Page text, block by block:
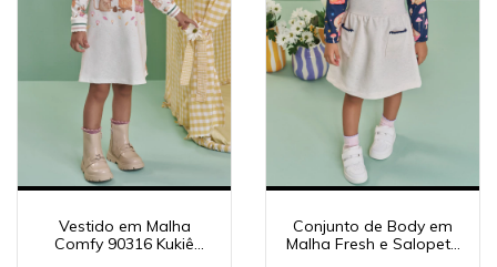
Vestido em Malha
Comfy 90316 Kukiê
Conjunto de Body em
Malha Fresh e Salopete